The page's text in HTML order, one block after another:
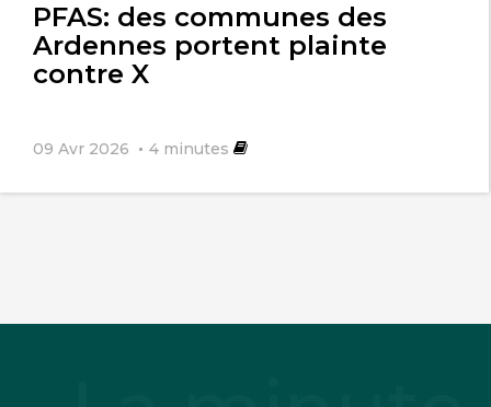
PFAS: des communes des
Ardennes portent plainte
contre X
09 Avr 2026 4 minutes